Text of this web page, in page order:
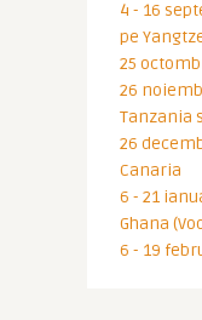
4 - 16
pe
25
26
Tanzania
26
Canaria
6 - 21
Ghana
6 - 19